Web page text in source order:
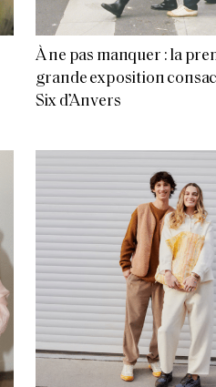
À ne pas manquer : la
grande exposition
Six d’Anvers